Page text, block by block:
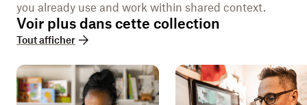
you already use and work within shared context.
Voir plus dans cette collection
Tout afficher